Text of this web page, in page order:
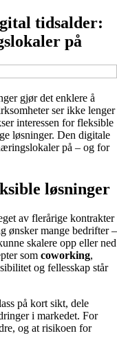
tidsalder:
på
gjør det enklere å
ser ikke lenger
interessen for fleksible
løsninger. Den digitale
på – og for
løsninger
av flerårige kontrakter
ønsker mange bedrifter –
skalere opp eller ned
som coworking,
og fellesskap står
på kort sikt, dele
i markedet. For
og at risikoen for